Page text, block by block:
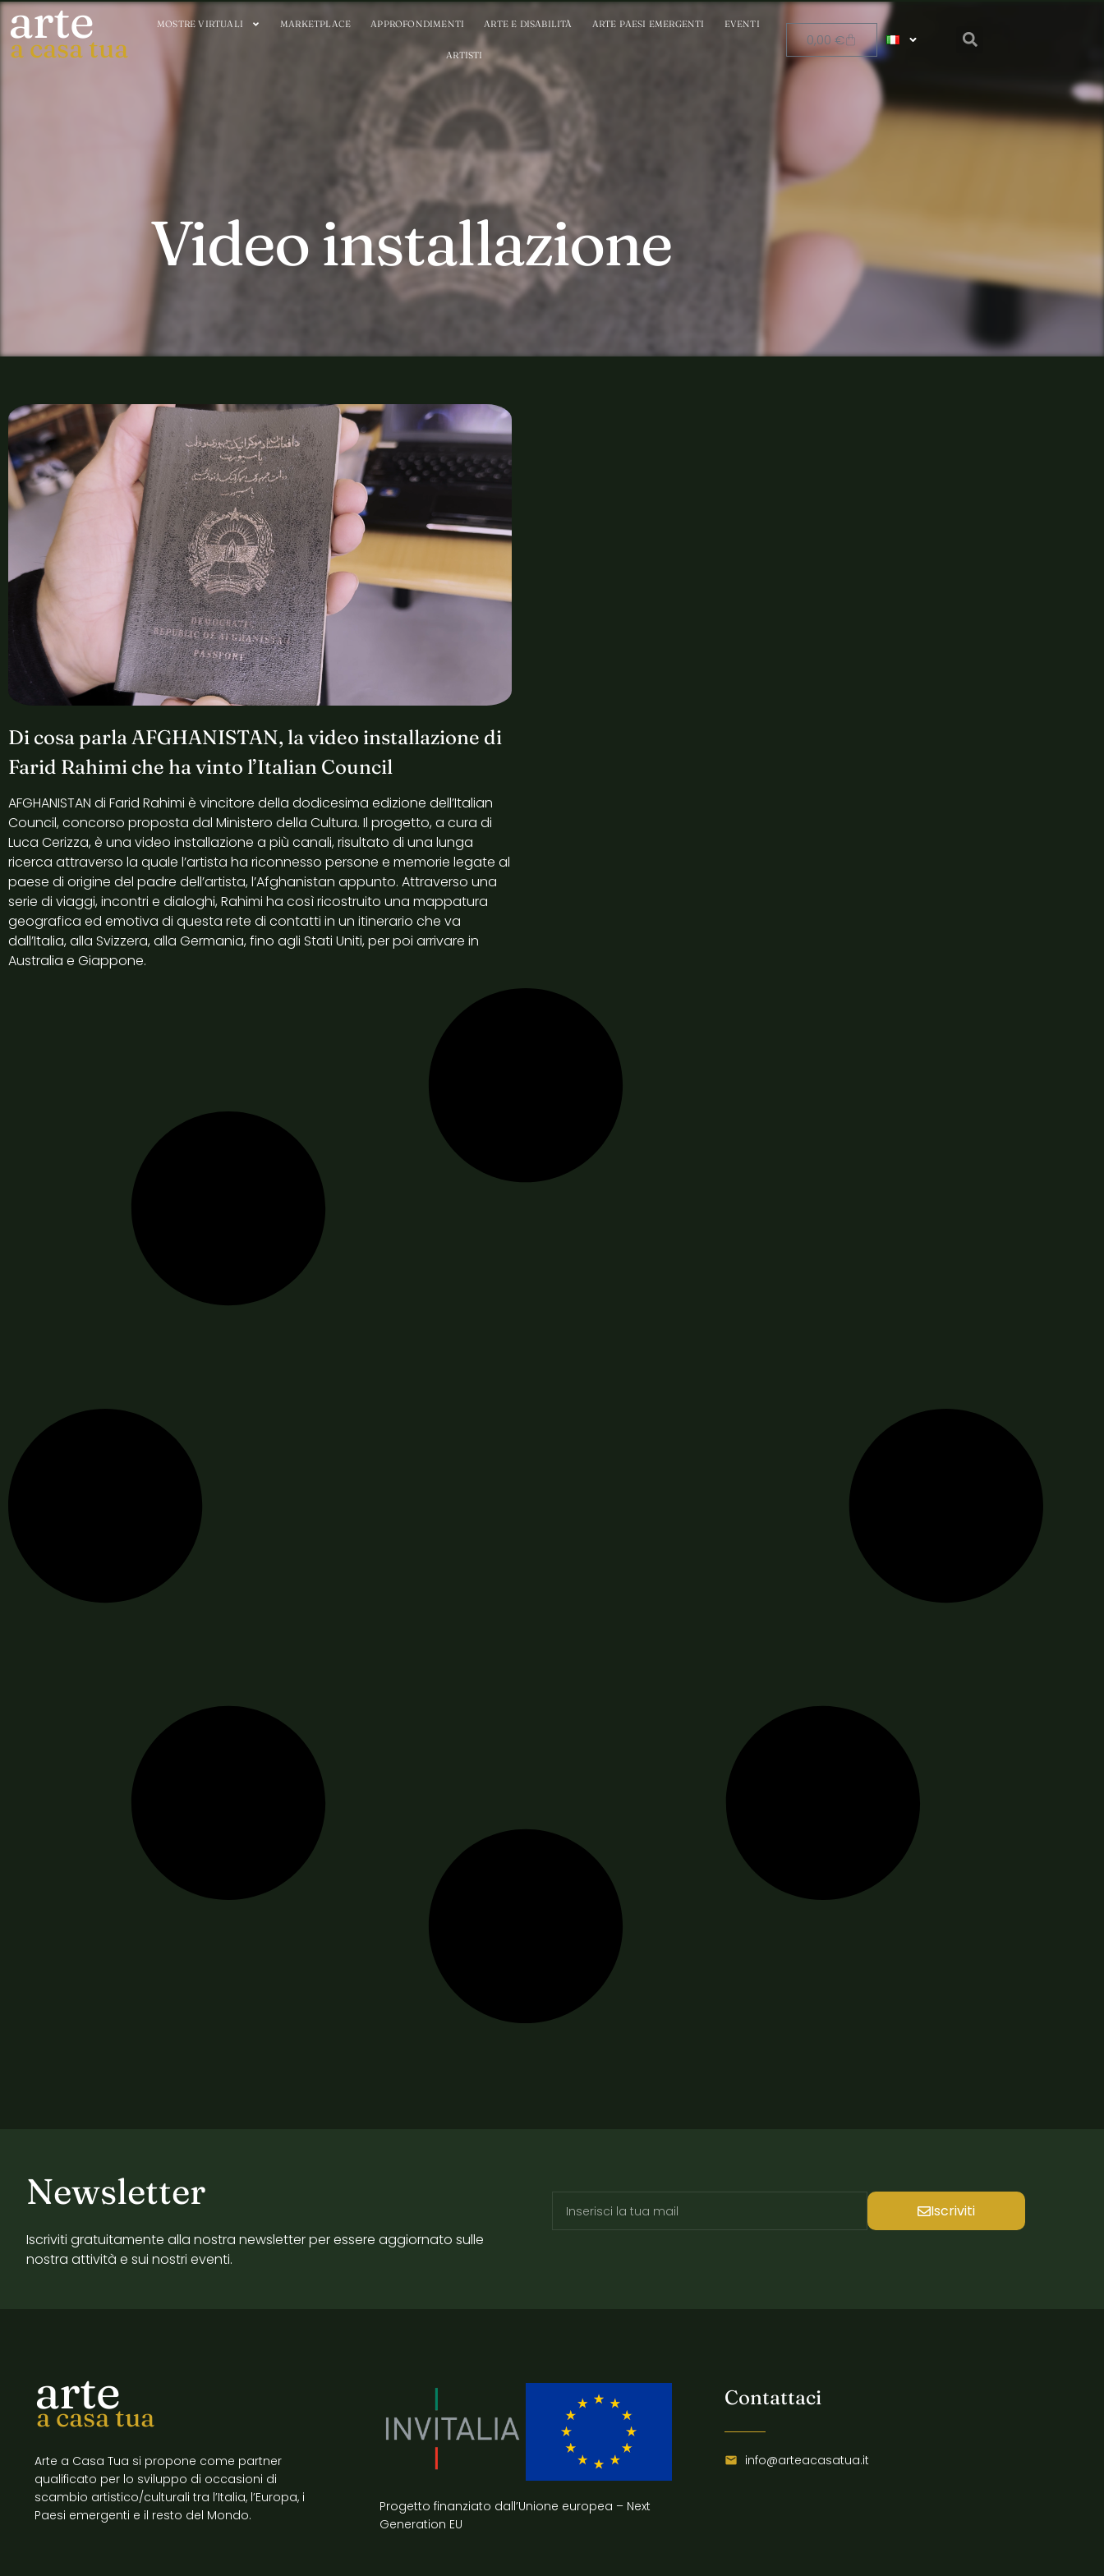
arte
a casa tua
MOSTRE VIRTUALI MARKETPLACE APPROFONDIMENTI ARTE E DISABILITÀ ARTE PAESI EMERGENTI EVENTI
ARTISTI
0,00 €
Video installazione
Di cosa parla AFGHANISTAN, la video installazione di
Farid Rahimi che ha vinto l’Italian Council
AFGHANISTAN di Farid Rahimi è vincitore della dodicesima edizione dell’Italian
Council, concorso proposta dal Ministero della Cultura. Il progetto, a cura di
Luca Cerizza, è una video installazione a più canali, risultato di una lunga
ricerca attraverso la quale l’artista ha riconnesso persone e memorie legate al
paese di origine del padre dell’artista, l’Afghanistan appunto. Attraverso una
serie di viaggi, incontri e dialoghi, Rahimi ha così ricostruito una mappatura
geografica ed emotiva di questa rete di contatti in un itinerario che va
dall’Italia, alla Svizzera, alla Germania, fino agli Stati Uniti, per poi arrivare in
Australia e Giappone.
Newsletter
Iscriviti gratuitamente alla nostra newsletter per essere aggiornato sulle
nostra attività e sui nostri eventi.
Iscriviti
arte
a casa tua
Arte a Casa Tua si propone come partner
qualificato per lo sviluppo di occasioni di
scambio artistico/culturali tra l’Italia, l’Europa, i
Paesi emergenti e il resto del Mondo.
Progetto finanziato dall’Unione europea – Next
Generation EU
Contattaci
info@arteacasatua.it